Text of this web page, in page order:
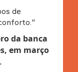
de
da banca
em março